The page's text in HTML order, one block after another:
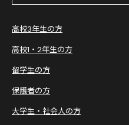
高校3年生の方
高校1・2年生の方
留学生の方
保護者の方
大学生・社会人の方